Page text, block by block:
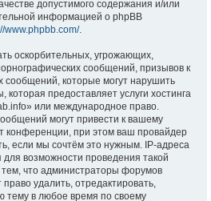
допустимого содержания и/или
информацией о phpBB
www.phpbb.com/.
оскорбительных, угрожающих,
сообщений, призывов к
сообщений, которые могут нарушить
предоставляет услуги хостинга
или международное право.
могут привести к вашему
конференции, при этом ваш провайдер
если мы сочтём это нужным. IP-адреса
возможности проведения такой
что администраторы форумов
удалить, отредактировать,
тему в любое время по своему